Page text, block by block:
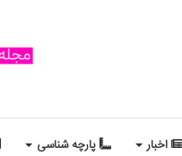
اخبار پارچه شناسی